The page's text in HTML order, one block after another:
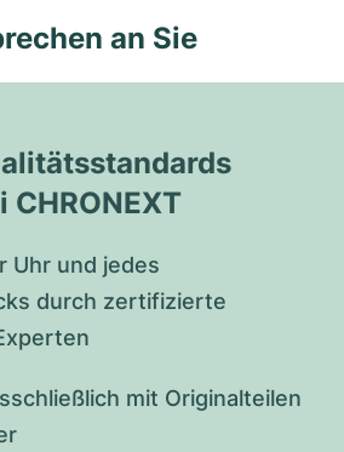
an Sie
CHRONEXT
Uhr und jedes
durch zertifizierte
mit Originalteilen